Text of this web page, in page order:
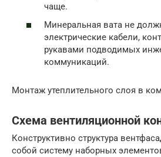
чаще.
Минеральная вата не
электрические кабели,
рукавами подводимых
коммуникаций.
Монтаж утеплительного слоя в
Схема вентиляционной
Конструктивно структура
собой систему наборных